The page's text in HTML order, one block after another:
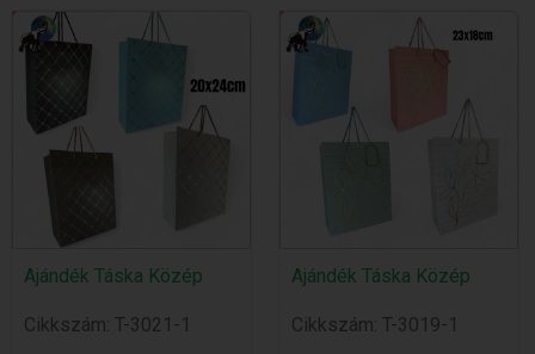
Ajándék Táska Közép
Cikkszám: T-3021-1
Ajándék Táska Közép
Cikkszám: T-3019-1